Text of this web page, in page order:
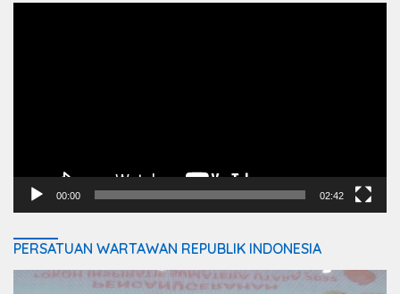
00:00 02:42
PERSATUAN WARTAWAN REPUBLIK INDONESIA